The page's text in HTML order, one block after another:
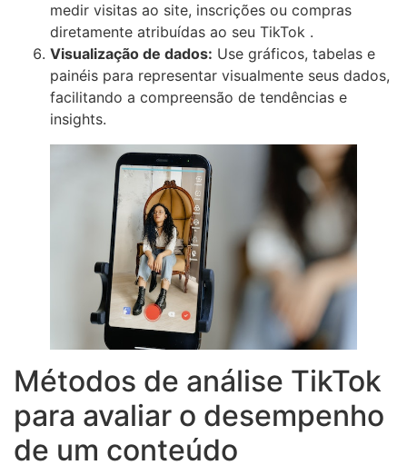
medir visitas ao site, inscrições ou compras
diretamente atribuídas ao seu TikTok .
Visualização de dados: Use gráficos, tabelas e
painéis para representar visualmente seus dados,
facilitando a compreensão de tendências e
insights.
Métodos de análise TikTok
para avaliar o desempenho
de um conteúdo